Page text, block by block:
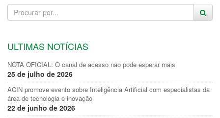
ULTIMAS NOTÍCIAS
NOTA OFICIAL: O canal de acesso não pode esperar mais
25 de julho de 2026
ACIN promove evento sobre Inteligência Artificial com especialistas da
área de tecnologia e inovação
22 de junho de 2026